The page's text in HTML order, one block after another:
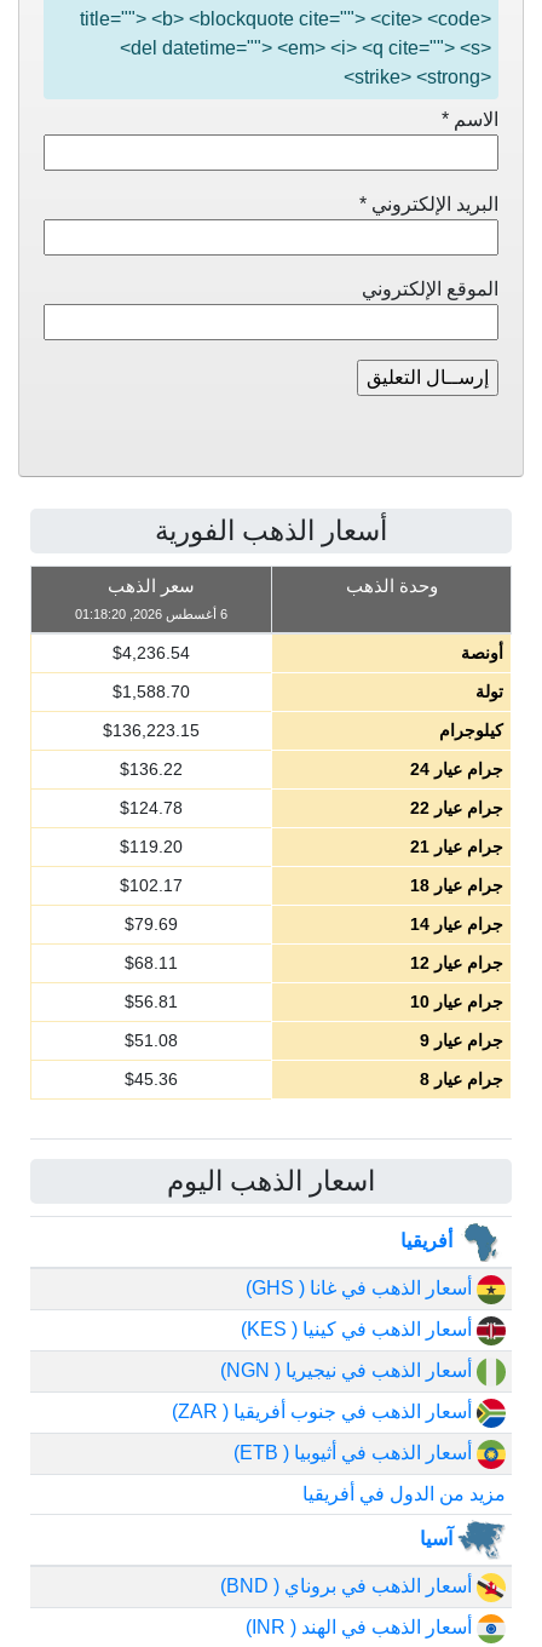
title=""> <b> <blockquote cite=""> <cite> <code>
<del datetime=""> <em> <i> <q cite=""> <s>
<strike> <strong>
الاسم *
البريد الإلكتروني *
الموقع الإلكتروني
أسعار الذهب الفورية
وحدة الذهب سعر الذهب
6 أغسطس 2026, 01:18:20
أونصة $4,236.54
تولة
$1,588.70
كيلوجرام
$136,223.15
جرام عيار 24
$136.22
جرام عيار 22
$124.78
جرام عيار 21
$119.20
جرام عيار 18
$102.17
جرام عيار 14
$79.69
جرام عيار 12
$68.11
جرام عيار 10
$56.81
جرام عيار 9
$51.08
جرام عيار 8
$45.36
اسعار الذهب اليوم
أفريقيا
أسعار الذهب في غانا ( GHS)
أسعار الذهب في كينيا ( KES)
أسعار الذهب في نيجيريا ( NGN)
أسعار الذهب في جنوب أفريقيا ( ZAR)
أسعار الذهب في أثيوبيا ( ETB)
مزيد من الدول في أفريقيا
آسيا
أسعار الذهب في بروناي ( BND)
أسعار الذهب في الهند ( INR)